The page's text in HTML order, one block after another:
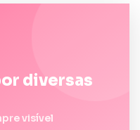
diversas
visível